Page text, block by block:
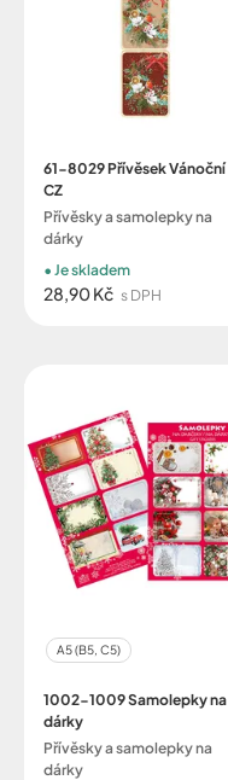
61-8029 Přívěsek Vánoční
CZ
Přívěsky a samolepky na
dárky
28,90 Kč s DPH
Je skladem
A5 (B5, C5)
1002-1009 Samolepky na
dárky
Přívěsky a samolepky na
dárky